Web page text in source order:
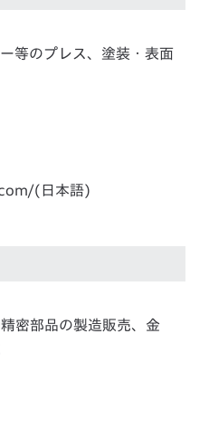
等のプレス、塗装・表面
(日本語)
密部品の製造販売、金